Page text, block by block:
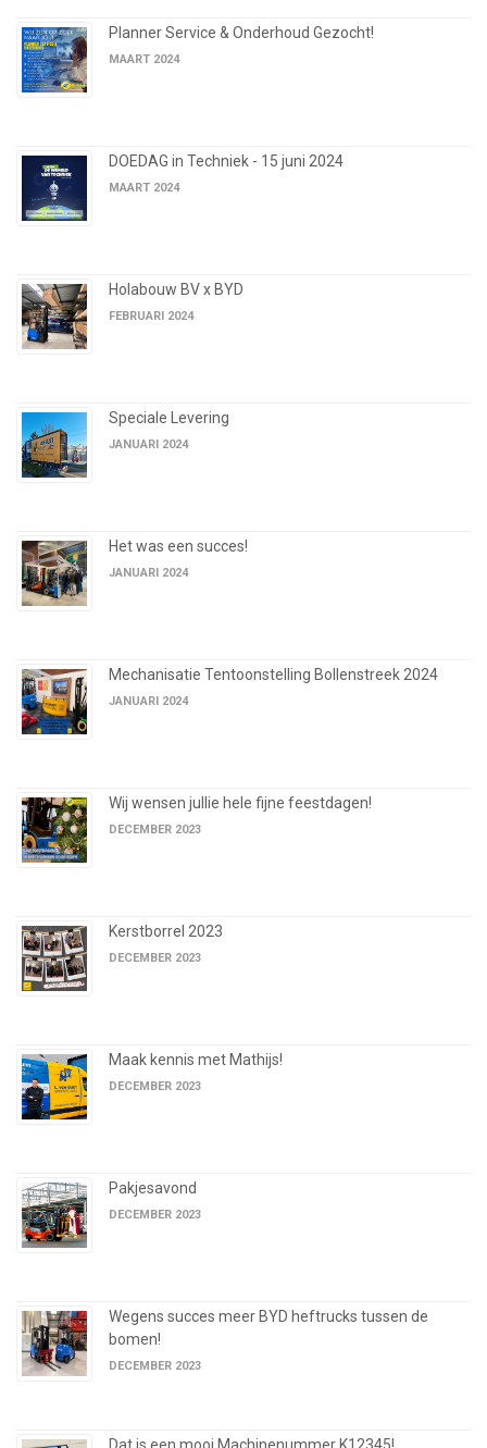
Planner Service & Onderhoud Gezocht!
MAART 2024
DOEDAG in Techniek - 15 juni 2024
MAART 2024
Holabouw BV x BYD
FEBRUARI 2024
Speciale Levering
JANUARI 2024
Het was een succes!
JANUARI 2024
Mechanisatie Tentoonstelling Bollenstreek 2024
JANUARI 2024
Wij wensen jullie hele fijne feestdagen!
DECEMBER 2023
Kerstborrel 2023
DECEMBER 2023
Maak kennis met Mathijs!
DECEMBER 2023
Pakjesavond
DECEMBER 2023
Wegens succes meer BYD heftrucks tussen de
bomen!
DECEMBER 2023